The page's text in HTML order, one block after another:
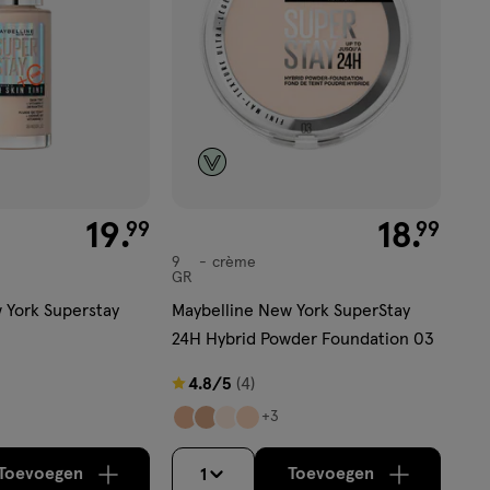
€ 19.99
19.99
York Superstay
verhoog aantal met één Bijna uitverkocht!Er zijn nog
€ 18.99
18.99
crème
9
GR
crème
Maybelline New York SuperStay
24H Hybrid Powder Foundation 03
4.8/5 (4)
4.8
van
sterren
+3
1 Toevoegenverhoog aantal